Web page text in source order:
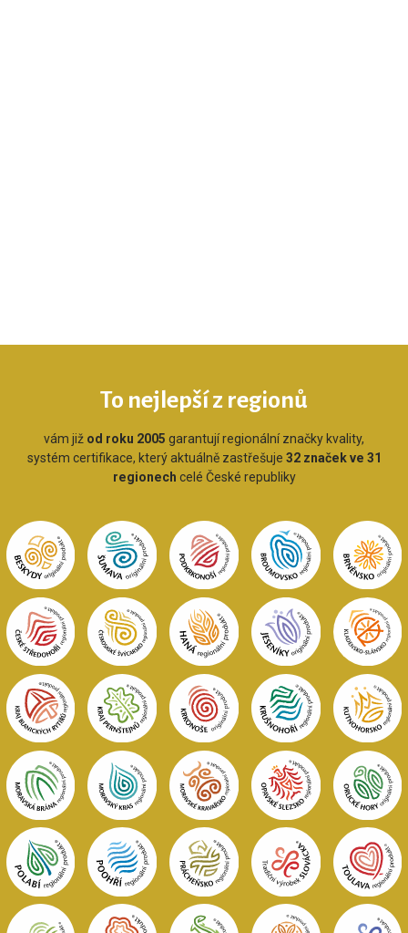
To nejlepší z regionů
vám již od roku 2005 garantují regionální značky kvality,
systém certifikace, který aktuálně zastřešuje 32 značek ve 31
regionech celé České republiky